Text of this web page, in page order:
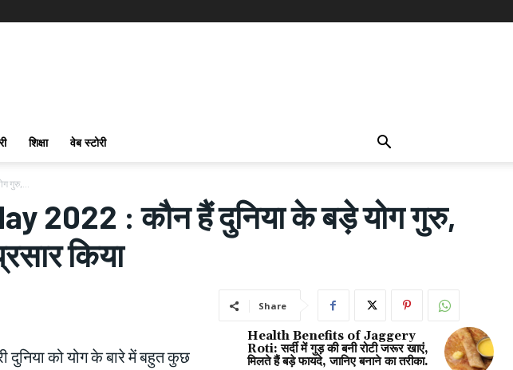
शिक्षा वेब स्टोरी
गुरु,...
2022 : कौन हैं दुनिया के बड़े योग गुरु,
किया
Share
दुनिया को योग के बारे में बहुत कुछ
Health Benefits of Jaggery
Roti: सर्दी में गुड़ की बनी रोटी जरूर खाएं,
मिलते हैं बड़े फायदे, जानिए बनाने का तरीका.